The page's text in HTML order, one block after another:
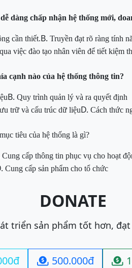
dàng chấp nhận hệ thống mới,
cần thiết.B. Truyền đạt rõ ràng tính
việc đào tạo nhân viên để tiết kiệm
cạnh nào của hệ thống thông tin?
B. Quy trình quản lý và ra quyết định
trữ và cấu trúc dữ liệuD. Cách thức
tiêu của hệ thống là gì?
Cung cấp thông tin phục vụ cho hoạt
Cung cấp sản phẩm cho tổ chức
DONATE
triển sản phẩm tốt hơn,
 500.000đ 